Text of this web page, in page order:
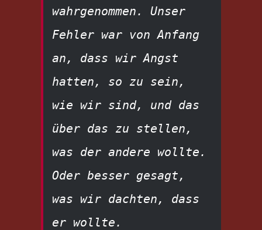
wahrgenommen. Unser
Fehler war von Anfang
an, dass wir Angst
hatten, so zu sein,
wie wir sind, und das
über das zu stellen,
was der andere wollte.
Oder besser gesagt,
was wir dachten, dass
er wollte.